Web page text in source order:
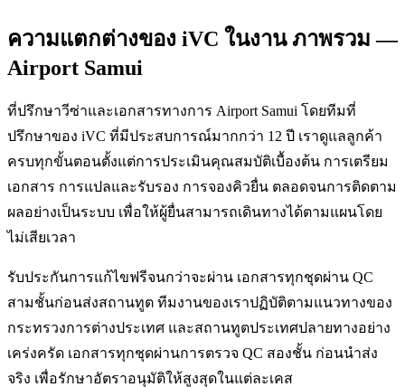
ความแตกต่างของ iVC ในงาน ภาพรวม —
Airport Samui
ที่ปรึกษาวีซ่าและเอกสารทางการ Airport Samui โดยทีมที่
ปรึกษาของ iVC ที่มีประสบการณ์มากกว่า 12 ปี เราดูแลลูกค้า
ครบทุกขั้นตอนตั้งแต่การประเมินคุณสมบัติเบื้องต้น การเตรียม
เอกสาร การแปลและรับรอง การจองคิวยื่น ตลอดจนการติดตาม
ผลอย่างเป็นระบบ เพื่อให้ผู้ยื่นสามารถเดินทางได้ตามแผนโดย
ไม่เสียเวลา
รับประกันการแก้ไขฟรีจนกว่าจะผ่าน เอกสารทุกชุดผ่าน QC
สามชั้นก่อนส่งสถานทูต ทีมงานของเราปฏิบัติตามแนวทางของ
กระทรวงการต่างประเทศ และสถานทูตประเทศปลายทางอย่าง
เคร่งครัด เอกสารทุกชุดผ่านการตรวจ QC สองชั้น ก่อนนำส่ง
จริง เพื่อรักษาอัตราอนุมัติให้สูงสุดในแต่ละเคส